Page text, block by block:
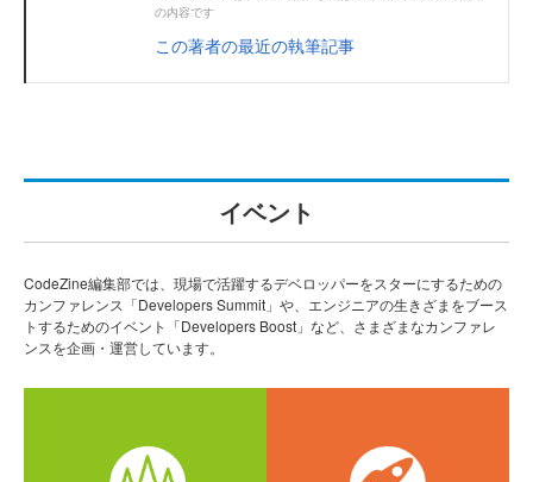
の内容です
この著者の最近の執筆記事
イベント
CodeZine編集部では、現場で活躍するデベロッパーをスターにするための
カンファレンス「Developers Summit」や、エンジニアの生きざまをブース
トするためのイベント「Developers Boost」など、さまざまなカンファレ
ンスを企画・運営しています。